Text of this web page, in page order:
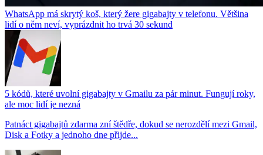
WhatsApp má skrytý koš, který žere gigabajty v telefonu. Většina
lidí o něm neví, vyprázdnit ho trvá 30 sekund
5 kódů, které uvolní gigabajty v Gmailu za pár minut. Fungují roky,
ale moc lidí je nezná
Patnáct gigabajtů zdarma zní štědře, dokud se nerozdělí mezi Gmail,
Disk a Fotky a jednoho dne přijde...